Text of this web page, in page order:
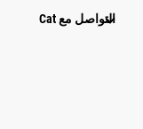
التواصل مع Cat